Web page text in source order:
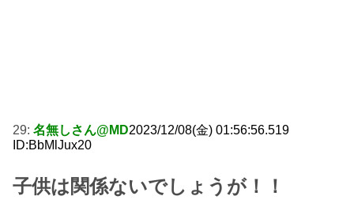
29: 名無しさん@MD2023/12/08(金) 01:56:56.519
ID:BbMlJux20
子供は関係ないでしょうが！！